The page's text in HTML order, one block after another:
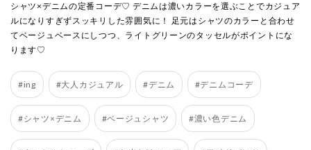
シャツ×デニムの定番コーデ♡ デニムは濃いカラーを選ぶことでカジュア
ルになりすぎずスッキリした雰囲気に！ 足元はシャツのカラーと合わせ
てベージュベースにしつつ、ライトグリーンのタッセルがポイントにな
ります♡
#ing #大人カジュアル #デニム #デニムコーデ
#シャツ×デニム #ベージュシャツ #濃い色デニム